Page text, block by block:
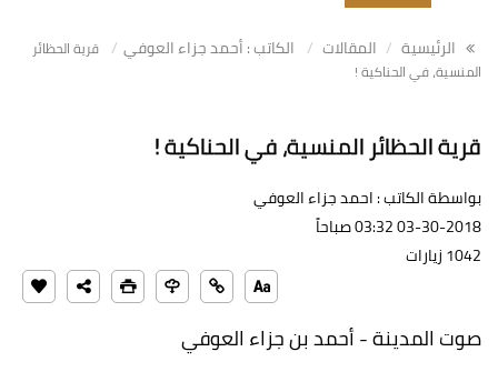
الرئيسية المقالات الكاتب : أحمد جزاء العوفي
قرية الحظائر
المنسية، في الحناكية !
قرية الحظائر المنسية، في الحناكية !
بواسطة الكاتب : احمد جزاء العوفي
03-30-2018 03:32 صباحاً
1042 زيارات
صوت المدينة - أحمد بن جزاء العوفي